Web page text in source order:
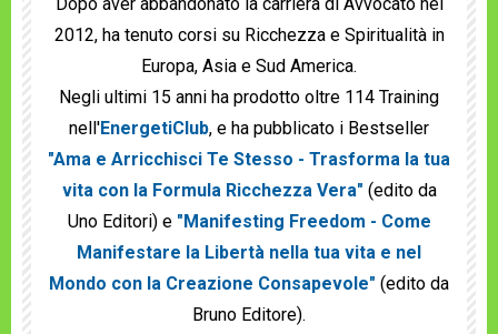
2012, ha tenuto corsi su Ricchezza e Spiritualità in
Europa, Asia e Sud America.
Negli ultimi 15 anni ha prodotto oltre 114 Training
nell'EnergetiClub, e ha pubblicato i Bestseller
"Ama e Arricchisci Te Stesso - Trasforma la tua
vita con la Formula Ricchezza Vera" (edito da
Uno Editori) e "Manifesting Freedom - Come
Manifestare la Libertà nella tua vita e nel
Mondo con la Creazione Consapevole" (edito da
Bruno Editore).